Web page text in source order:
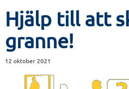
Hjälp till att
granne!
12 oktober 2021